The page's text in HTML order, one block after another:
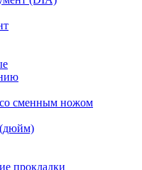
сменным ножом
прокладки